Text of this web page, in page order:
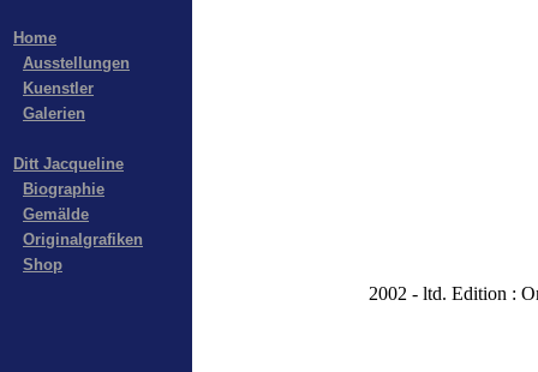
Home
Ausstellungen
Kuenstler
Galerien
Ditt Jacqueline
Biographie
Gemälde
Originalgrafiken
Shop
2002 - ltd. Edition :